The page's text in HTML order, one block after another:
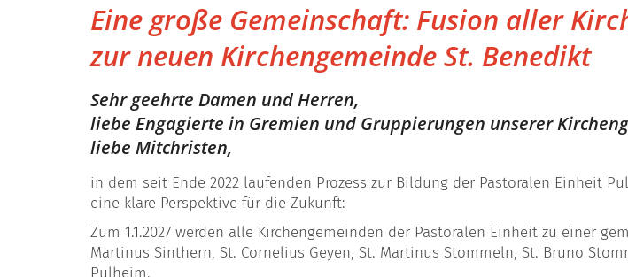
Eine große Gemeinschaft: Fusion aller
zur neuen Kirchengemeinde St. Benedikt
Sehr geehrte Damen und Herren,
liebe Engagierte in Gremien und Gruppierungen unserer
liebe Mitchristen,
in dem seit Ende 2022 laufenden Prozess zur Bildung der Pastoralen Einheit
eine klare Perspektive für die Zukunft:
Zum 1.1.2027 werden alle Kirchengemeinden der Pastoralen Einheit zu einer
Martinus Sinthern, St. Cornelius Geyen, St. Martinus Stommeln, St. Bruno